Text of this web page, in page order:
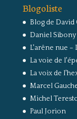
Blogoliste
Blog de David
Daniel Sibony
L'arêne nue –
La voie de
La voix de
Marcel
Michel
Paul Jorion